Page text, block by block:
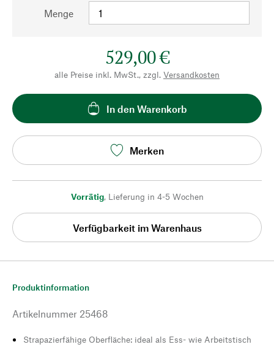
Menge
529,00 €
alle Preise inkl. MwSt., zzgl. Versandkosten
In den Warenkorb
Merken
Vorrätig, Lieferung in 4-5 Wochen
Verfügbarkeit im Warenhaus
Produktinformation
Artikelnummer 25468
Strapazierfähige Oberfläche: ideal als Ess- wie Arbeitstisch